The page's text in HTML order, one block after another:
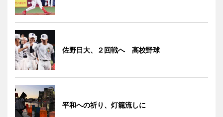
佐野日大、２回戦へ 高校野球
平和への祈り、灯籠流しに